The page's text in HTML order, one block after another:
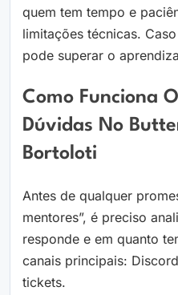
quem tem tempo e
limitações técnicas.
pode superar o
Como Funciona
Dúvidas No
Bortoloti
Antes de qualquer
mentores”, é preciso
responde e em quanto
canais principais:
tickets.